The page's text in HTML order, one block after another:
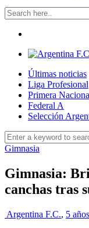
Últimas noticias
Liga Profesional
Primera
Federal A
Selección
Gimnasia
Gimnasia:
canchas tras
Argentina F.C., 5